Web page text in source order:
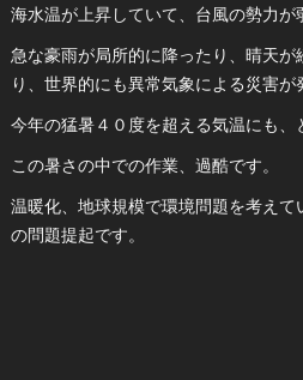
海水温が上昇していて、台風の勢力が
急な豪雨が局所的に降ったり、晴天
り、世界的にも異常気象による災害が
今年の猛暑４０度を超える気温にも、
この暑さの中での作業、過酷です。
温暖化、地球規模で環境問題を考え
の問題提起です。